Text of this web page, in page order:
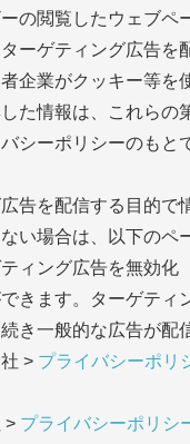
の閲覧したウェブペ
ーゲティング広告を
企業がクッキー等を
た情報は、これらの
シーポリシーのもと
告を配信する目的で
い場合は、以下のペ
ィング広告を無効化
きます。ターゲティ
き一般的な広告が配
> プライバシーポリ
> プライバシーポリシ